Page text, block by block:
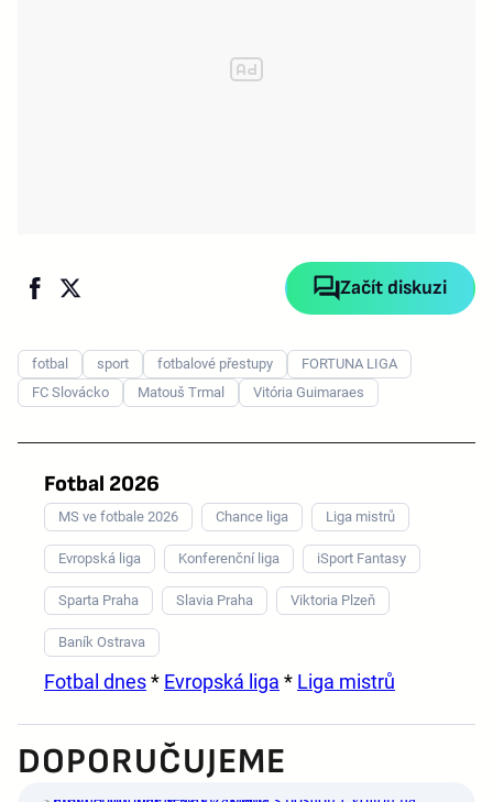
Začít diskuzi
fotbal sport fotbalové přestupy
FORTUNA LIGA
FC Slovácko
Matouš Trmal Vitória Guimaraes
Fotbal 2026
MS ve fotbale 2026 Chance liga Liga mistrů
Evropská liga Konferenční liga iSport Fantasy
Sparta Praha Slavia Praha Viktoria Plzeň
Baník Ostrava
Fotbal dnes* Evropská liga * Liga mistrů
DOPORUČUJEME